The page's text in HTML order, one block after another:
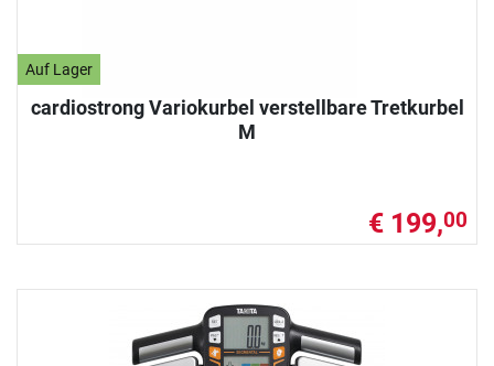
Auf Lager
cardiostrong Variokurbel verstellbare Tretkurbel
M
€ 199,00